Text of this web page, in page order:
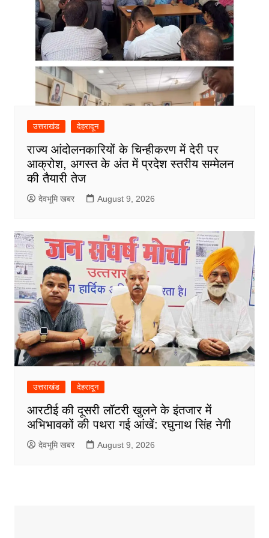
उत्तराखंड देहरादून
राज्य आंदोलनकारियों के चिन्हीकरण में देरी पर
आक्रोश, अगस्त के अंत में प्रदेश स्तरीय सम्मेलन
की तैयारी तेज
देवभूमि खबर August 9, 2026
उत्तराखंड देहरादून
आरटीई की दूसरी लॉटरी खुलने के इंतजार में
अभिभावकों की पथरा गई आंखें: रघुनाथ सिंह नेगी
देवभूमि खबर August 9, 2026